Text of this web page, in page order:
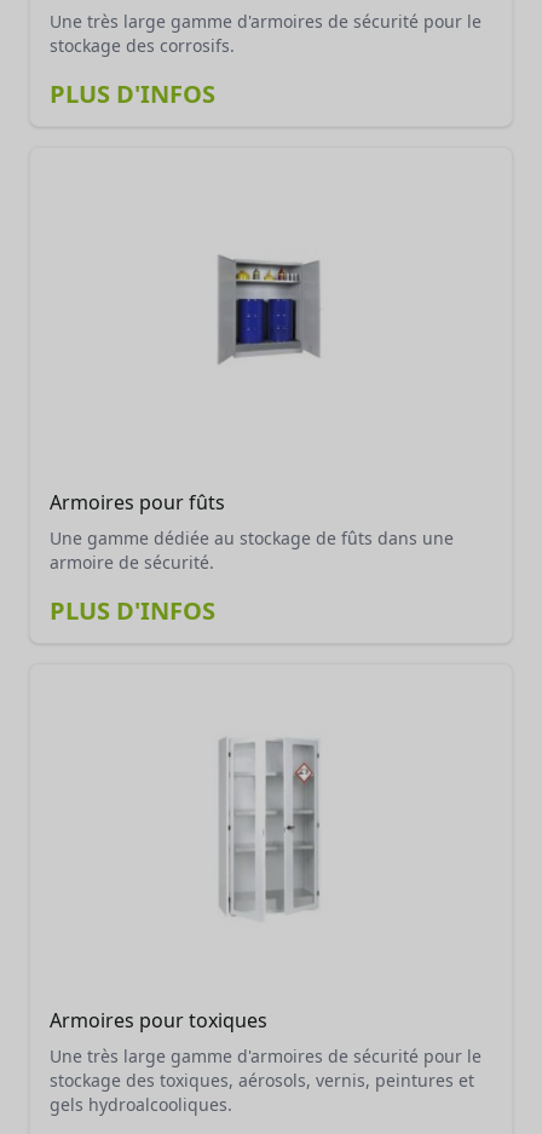
Une très large gamme d'armoires de sécurité pour le
stockage des corrosifs.
PLUS D'INFOS
Armoires pour fûts
Une gamme dédiée au stockage de fûts dans une
armoire de sécurité.
PLUS D'INFOS
Armoires pour toxiques
Une très large gamme d'armoires de sécurité pour le
stockage des toxiques, aérosols, vernis, peintures et
gels hydroalcooliques.